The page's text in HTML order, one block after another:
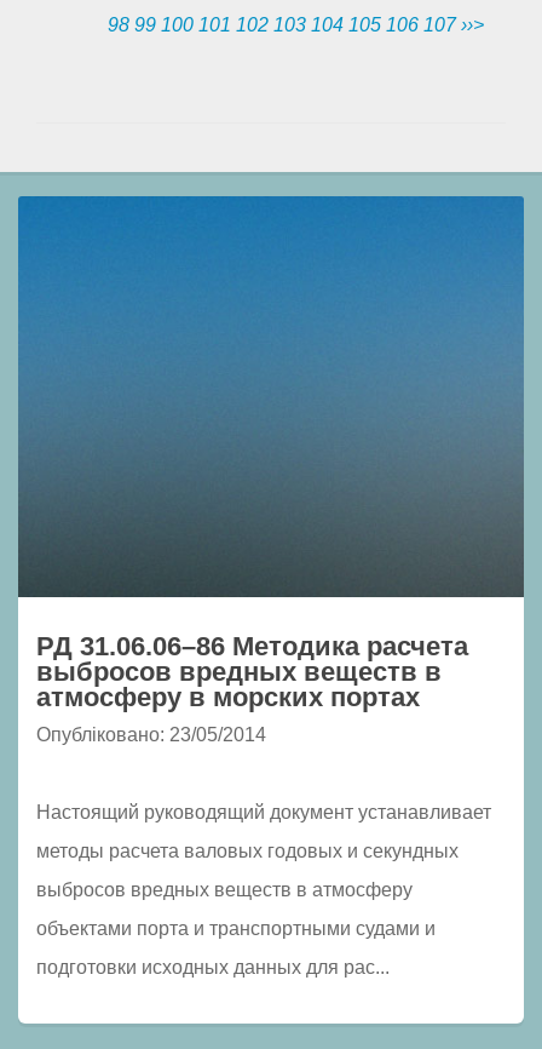
98 99 100 101 102 103 104 105 106 107 ››>
РД 31.06.06–86 Методика расчета
выбросов вредных веществ в
атмосферу в морских портах
Опубліковано: 23/05/2014
Настоящий руководящий документ устанавливает
методы расчета валовых годовых и секундных
выбросов вредных веществ в атмосферу
объектами порта и транспортными судами и
подготовки исходных данных для рас...